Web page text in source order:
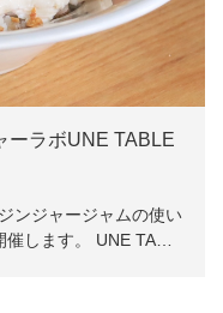
ーラボUNE TABLE
ンジャージャムの使い
します。 UNE TA…